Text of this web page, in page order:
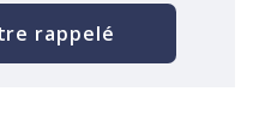
rappelé